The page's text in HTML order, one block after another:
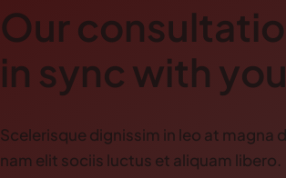
Our
in sync with
Scelerisque dignissim in leo at magna
nam elit sociis luctus et aliquam libero.